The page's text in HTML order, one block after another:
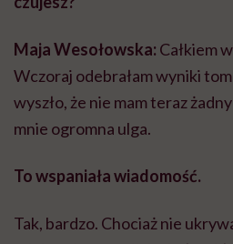
Maja Wesołowska: Całkiem
Wczoraj odebrałam wyniki
wyszło, że nie mam teraz
mnie ogromna ulga.
To wspaniała wiadomość.
Tak, bardzo. Chociaż nie